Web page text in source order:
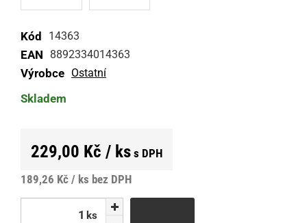
Kód 14363
EAN 8892334014363
Výrobce Ostatní
Skladem
229,00 Kč / ks s DPH
189,26 Kč / ks bez DPH
ks
ks